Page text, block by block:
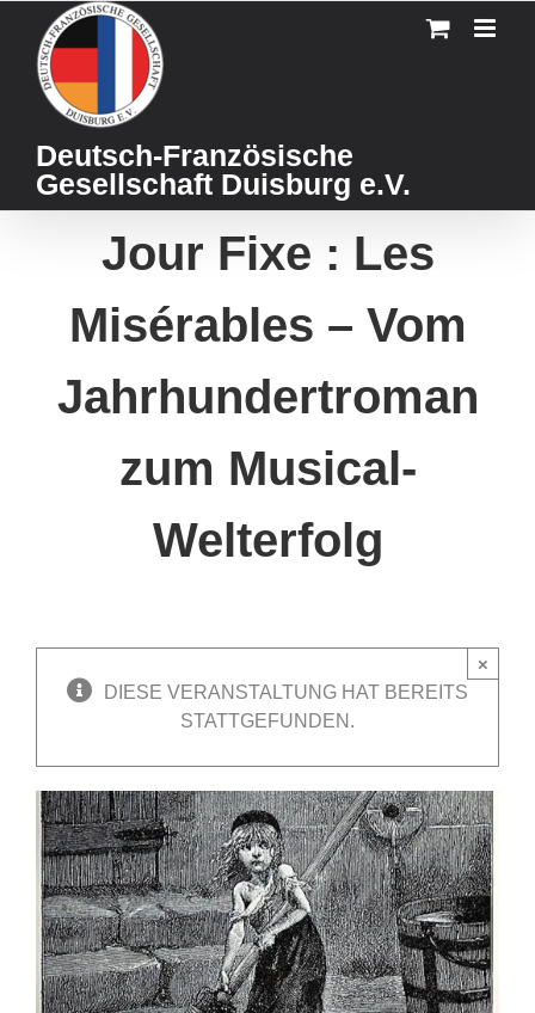
content
Deutsch-Französische
Gesellschaft Duisburg e.V.
Jour Fixe : Les
Misérables – Vom
Jahrhundertroman
zum Musical-
Welterfolg
DIESE VERANSTALTUNG HAT BEREITS
STATTGEFUNDEN.
×